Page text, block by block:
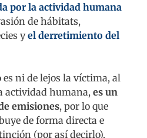
por la actividad humana
de hábitats,
y el derretimiento del
es ni de lejos la víctima, al
actividad humana, es un
emisiones, por lo que
de forma directa e
(por así decirlo).